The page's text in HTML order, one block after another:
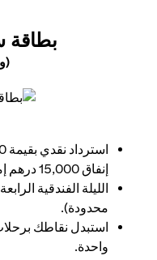
بطاقة
إنفاق 15,000 درهم إماراتي خلال 60 يومًا).
الليلة الفندقية
محدودة).
استبدل نقاطك
واحدة.